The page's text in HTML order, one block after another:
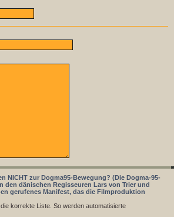
NICHT zur Dogma95-Bewegung? (Die Dogma-95-
den dänischen Regisseuren Lars von Trier und
gerufenes Manifest, das die Filmproduktion
korrekte Liste. So werden automatisierte